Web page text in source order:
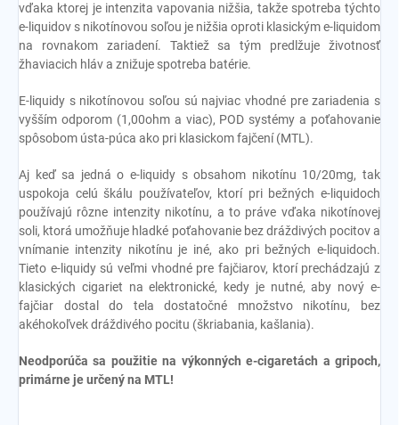
vďaka ktorej je intenzita vapovania nižšia, takže spotreba týchto
e-liquidov s nikotínovou soľou je nižšia oproti klasickým e-liquidom
na rovnakom zariadení. Taktiež sa tým predlžuje životnosť
žhaviacich hláv a znižuje spotreba batérie.
E-liquidy s nikotínovou soľou sú najviac vhodné pre zariadenia s
vyšším odporom (1,00ohm a viac), POD systémy a poťahovanie
spôsobom ústa-púca ako pri klasickom fajčení (MTL).
Aj keď sa jedná o e-liquidy s obsahom nikotínu 10/20mg, tak
uspokoja celú škálu používateľov, ktorí pri bežných e-liquidoch
používajú rôzne intenzity nikotínu, a to práve vďaka nikotínovej
soli, ktorá umožňuje hladké poťahovanie bez dráždivých pocitov a
vnímanie intenzity nikotínu je iné, ako pri bežných e-liquidoch.
Tieto e-liquidy sú veľmi vhodné pre fajčiarov, ktorí prechádzajú z
klasických cigariet na elektronické, kedy je nutné, aby nový e-
fajčiar dostal do tela dostatočné množstvo nikotínu, bez
akéhokoľvek dráždivého pocitu (škriabania, kašlania).
Neodporúča sa použitie na výkonných e-cigaretách a gripoch,
primárne je určený na MTL!